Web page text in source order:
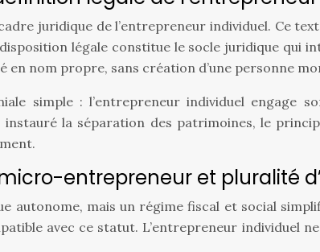
juridique de l’entrepreneur individuel. Ce
légale constitue le socle juridique
en nom propre, sans création d’une personne
simple : l’entrepreneur individuel engage
la séparation des patrimoines, le
entrepreneur et pluralité
mais un régime fiscal et social
avec ce statut. L’entrepreneur individuel